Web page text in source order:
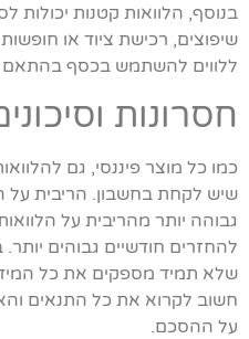
בנוסף, הלוואות קטנות יכולות
שיפוצים, רכישת ציוד או
ללווים להשתמש בכסף בהתאם
חסרונות
כמו כל מוצר פיננסי, גם
שיש לקחת בחשבון. הריבית על
גבוהה יותר מהריבית על
להחזרים חודשיים גבוהים יותר.
שלא תמיד מספקים את כל
חשוב לקרוא את כל התנאים
על ההסכם.